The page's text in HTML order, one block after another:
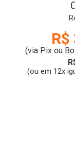
(via Pix ou
(ou em 12x